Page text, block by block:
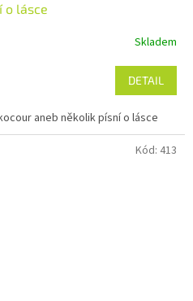
o lásce
Skladem
DETAIL
aneb několik písní o lásce
Kód: 413